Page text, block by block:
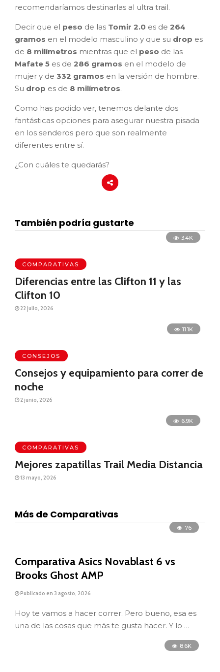
recomendaríamos destinarlas al ultra trail.
Decir que el peso de las Tomir 2.0 es de 264
gramos en el modelo masculino y que su drop es
de 8 milímetros mientras que el peso de las
Mafate 5 es de 286 gramos en el modelo de
mujer y de 332 gramos en la versión de hombre.
Su drop es de 8 milímetros.
Como has podido ver, tenemos delante dos
fantásticas opciones para asegurar nuestra pisada
en los senderos pero que son realmente
diferentes entre sí.
¿Con cuáles te quedarás?
También podría gustarte
3.4K
COMPARATIVAS
Diferencias entre las Clifton 11 y las
Clifton 10
22 julio, 2026
11.1K
CONSEJOS
Consejos y equipamiento para correr de
noche
2 junio, 2026
6.9K
COMPARATIVAS
Mejores zapatillas Trail Media Distancia
13 mayo, 2026
Más de Comparativas
76
Comparativa Asics Novablast 6 vs
Brooks Ghost AMP
Publicado en 3 agosto, 2026
Hoy te vamos a hacer correr. Pero bueno, esa es
una de las cosas que más te gusta hacer. Y lo …
8.6K